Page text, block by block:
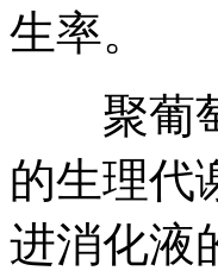
生率。
聚葡萄
的生理代
进消化液